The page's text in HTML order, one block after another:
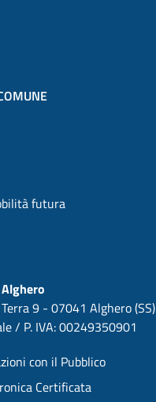
futura
9 - 07041 Alghero (SS)
/ P. IVA: 00249350901
con il Pubblico
Certificata